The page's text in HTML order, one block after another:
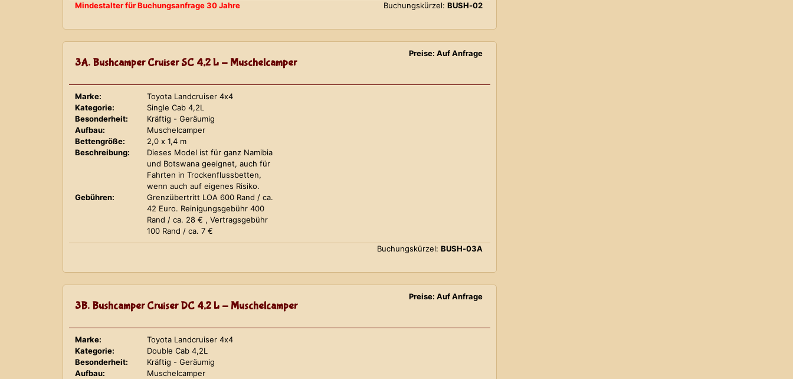
Mindestalter für Buchungsanfrage 30 Jahre
Buchungskürzel: BUSH-02
3A. Bushcamper Cruiser SC 4,2 L - Muschelcamper
Preise: Auf Anfrage
Marke:
Toyota Landcruiser 4x4
Kategorie:
Single Cab 4,2L
Besonderheit:
Kräftig - Geräumig
Aufbau:
Muschelcamper
Bettengröße:
2,0 x 1,4 m
Beschreibung:
Dieses Model ist für ganz Namibia
und Botswana geeignet, auch für
Fahrten in Trockenflussbetten,
wenn auch auf eigenes Risiko.
Gebühren:
Grenzübertritt LOA 600 Rand / ca.
42 Euro. Reinigungsgebühr 400
Rand / ca. 28 € , Vertragsgebühr
100 Rand / ca. 7 €
Buchungskürzel: BUSH-03A
3B. Bushcamper Cruiser DC 4,2 L - Muschelcamper
Preise: Auf Anfrage
Marke:
Toyota Landcruiser 4x4
Kategorie:
Double Cab 4,2L
Besonderheit:
Kräftig - Geräumig
Aufbau:
Muschelcamper